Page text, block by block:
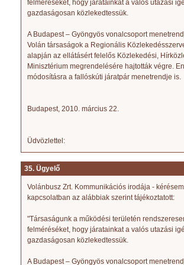
felméréséket, hogy járatainkat a valós utazási
gazdaságosan közlekedtessük.
A Budapest – Gyöngyös vonalcsoport
Volán társaságok a Regionális
alapján az ellátásért felelős Közlekedési,
Minisztérium megrendelésére hajtották végre.
módosításra a fallóskúti járatpár menetrendje is.
Budapest, 2010. március 22.
Üdvözlettel:
35. Ügyelő
Volánbusz Zrt. Kommunikációs irodája -
kapcsolatban az alábbiak szerint tájékoztatott:
"Társaságunk a működési területén
felméréséket, hogy járatainkat a valós utazási
gazdaságosan közlekedtessük.
A Budapest – Gyöngyös vonalcsoport